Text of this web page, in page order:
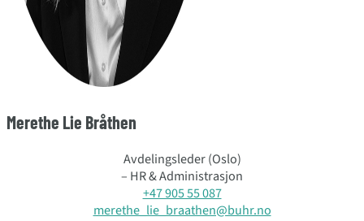
Merethe Lie Bråthen
Avdelingsleder (Oslo)
– HR & Administrasjon
+47 905 55 087
merethe_lie_braathen@buhr.no